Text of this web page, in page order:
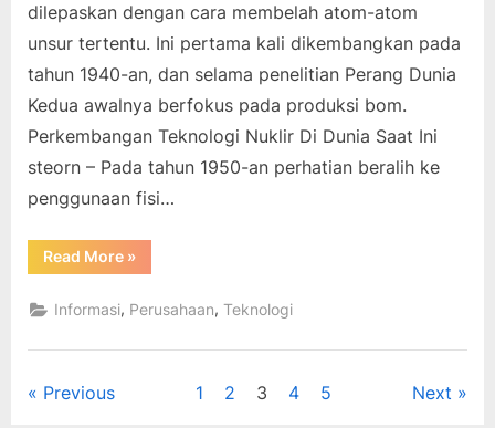
dilepaskan dengan cara membelah atom-atom
unsur tertentu. Ini pertama kali dikembangkan pada
tahun 1940-an, dan selama penelitian Perang Dunia
Kedua awalnya berfokus pada produksi bom.
Perkembangan Teknologi Nuklir Di Dunia Saat Ini
steorn – Pada tahun 1950-an perhatian beralih ke
penggunaan fisi…
Read More“Perkembangan
Teknologi
Di
Dunia
Ini”
»
Informasi, Perusahaan,Teknologi
Posts
Previous 1 2 3 4 5 Next